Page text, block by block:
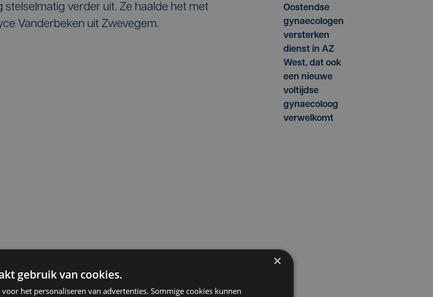
verder uit. Ze haalde het met
Vanderbeken uit Zwevegem.
Oostendse
gynaecologen
versterken
dienst in AZ
West, dat ook
een nieuwe
voltijdse
gynaecoloog
verwelkomt
×
gebruik van cookies.
het personaliseren van advertenties. Sommige cookies kunnen